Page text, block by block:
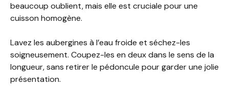
beaucoup oublient, mais elle est cruciale pour une
cuisson homogène.
Lavez les aubergines à l’eau froide et séchez-les
soigneusement. Coupez-les en deux dans le sens de la
longueur, sans retirer le pédoncule pour garder une jolie
présentation.